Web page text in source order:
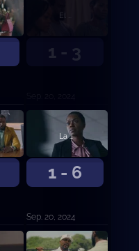
1 - 3
1 - 6
La decisión
Sep. 20, 2024